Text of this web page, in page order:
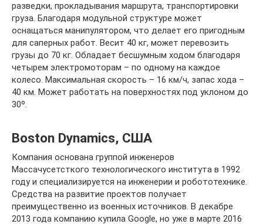
разведки, прокладывания маршрута, транспортировки
груза. Благодаря модульной структуре может
оснащаться манипулятором, что делает его пригодным
для саперных работ. Весит 40 кг, может перевозить
грузы до 70 кг. Обладает бесшумным ходом благодаря
четырем электромоторам – по одному на каждое
колесо. Максимальная скорость – 16 км/ч, запас хода –
40 км. Может работать на поверхностях под уклоном до
30º.
Boston Dynamics, США
Компания основана группой инженеров
Массачусетсткого технологического института в 1992
году и специализируется на инженерии и робототехнике.
Средства на развитие проектов получает
преимущественно из военных источников. В декабре
2013 года компанию купила Google, но уже в марте 2016